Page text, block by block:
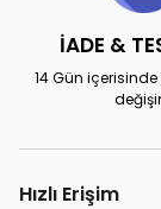
İADE &
14 Gün
Hızlı Erişim